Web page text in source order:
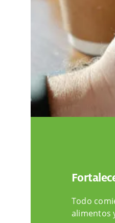
Todo
alimentos